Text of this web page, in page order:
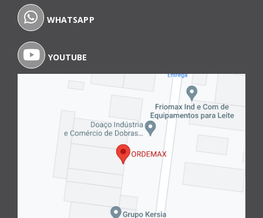
WHATSAPP
YOUTUBE